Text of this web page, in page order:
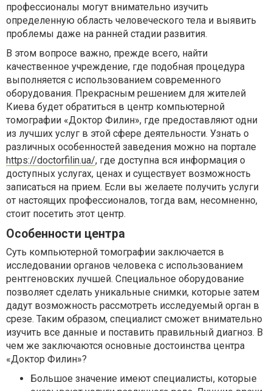
профессионалы могут внимательно изучить
определенную область человеческого тела и выявить
проблемы даже на ранней стадии развития.
В этом вопросе важно, прежде всего, найти
качественное учреждение, где подобная процедура
выполняется с использованием современного
оборудования. Прекрасным решением для жителей
Киева будет обратиться в центр компьютерной
томографии «Доктор Филин», где предоставляют одни
из лучших услуг в этой сфере деятельности. Узнать о
различных особенностей заведения можно на портале
https://doctorfilin.ua/, где доступна вся информация о
доступных услугах, ценах и существует возможность
записаться на прием. Если вы желаете получить услуги
от настоящих профессионалов, тогда вам, несомненно,
стоит посетить этот центр.
Особенности центра
Суть компьютерной томографии заключается в
исследовании органов человека с использованием
рентгеновских лучшей. Специальное оборудование
позволяет сделать уникальные снимки, которые затем
дадут возможность рассмотреть исследуемый орган в
срезе. Таким образом, специалист сможет внимательно
изучить все данные и поставить правильный диагноз. В
чем же заключаются основные достоинства центра
«Доктор Филин»?
Большое значение имеют специалисты, которые